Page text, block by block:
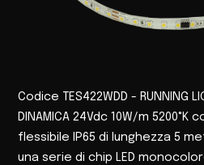
Codice TES422WDD - RUNNING
DINAMICA 24Vdc 10W/m
flessibile IP65 di lunghezza 5
una serie di chip LED